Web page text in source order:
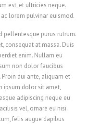
est, et ultricies neque.
lorem pulvinar euismod.
pellentesque purus rutrum.
consequat at massa. Duis
enim. Nullam eu
non dolor faucibus
dui ante, aliquam et
ipsum dolor sit amet,
adipiscing neque eu
vel, ornare eu nisi.
felis augue dapibus